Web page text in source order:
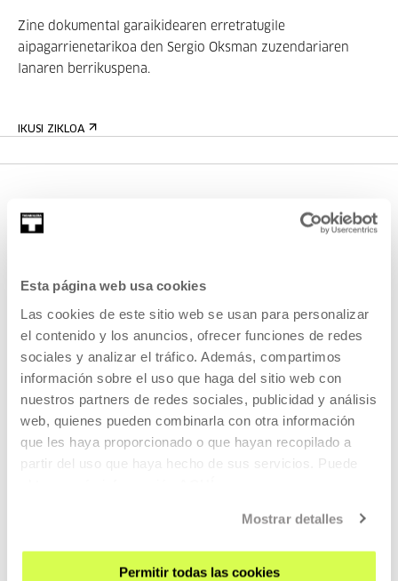
Esta página web usa cookies
Las cookies de este sitio web se usan para personalizar
el contenido y los anuncios, ofrecer funciones de redes
sociales y analizar el tráfico. Además, compartimos
información sobre el uso que haga del sitio web con
nuestros partners de redes sociales, publicidad y análisis
web, quienes pueden combinarla con otra información
que les haya proporcionado o que hayan recopilado a
partir del uso que haya hecho de sus servicios. Puede
Mostrar detalles
Permitir todas las cookies
Zine dokumental garaikidearen erretratugile
aipagarrienetarikoa den Sergio Oksman zuzendariaren
lanaren berrikuspena.
IKUSI ZIKLOA
EMAN IZENA BULETINEAN
AGENDA
ZATOZ
KONTAKTUA ETA ORDUTEGIAK
NOLA ETORRI